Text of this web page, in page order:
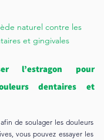
naturel contre les
et gingivales
l’estragon pour
dentaires et
de soulager les douleurs
vous pouvez essayer les